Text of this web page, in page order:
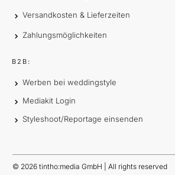
Versandkosten & Lieferzeiten
Zahlungsmöglichkeiten
B2B:
Werben bei weddingstyle
Mediakit Login
Styleshoot/Reportage einsenden
© 2026 tintho:media GmbH | All rights reserved